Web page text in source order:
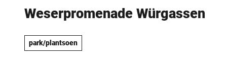
Weserpromenade Würgassen
park/plantsoen